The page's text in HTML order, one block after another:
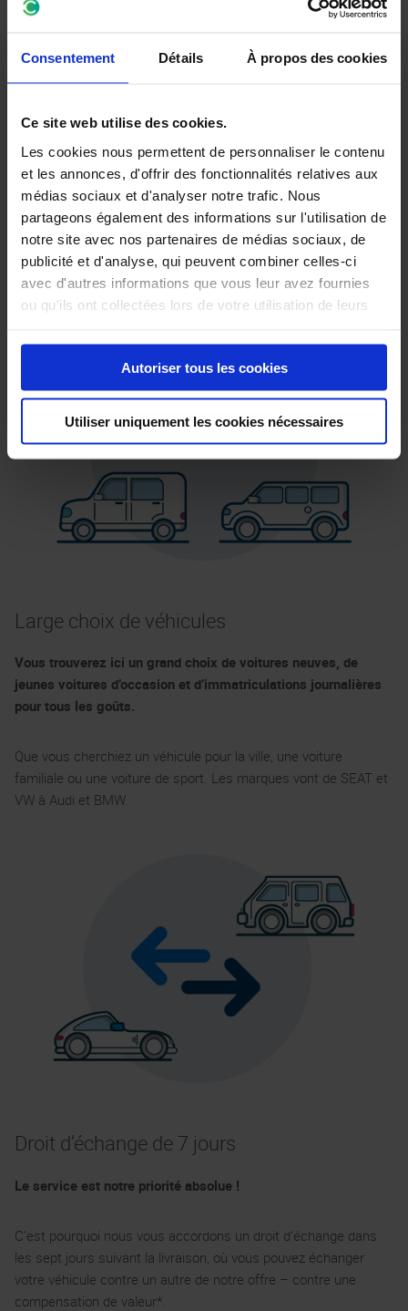
Consentement Détails À propos des cookies
Ce site web utilise des cookies.
Les cookies nous permettent de personnaliser le contenu
et les annonces, d'offrir des fonctionnalités relatives aux
médias sociaux et d'analyser notre trafic. Nous
partageons également des informations sur l'utilisation de
notre site avec nos partenaires de médias sociaux, de
publicité et d'analyse, qui peuvent combiner celles-ci
avec d'autres informations que vous leur avez fournies
ou qu'ils ont collectées lors de votre utilisation de leurs
Autoriser tous les cookies
Utiliser uniquement les cookies nécessaires
sera alors automatiquement indiqué. Notre calculateur de
financement en ligne constitue donc la base optimale pour une
recherche de véhicule efficace !
En matière de financement, nous vous garantissons
experts recherchent toujours la meilleure offre pour vous, y
compris un taux d’intérêt équitable.
Vous êtes intéressé ? Envoyez-nous une demande de
renseignements et nous nous occuperons de l’ensemble du
processus !
Large choix de véhicules
Vous trouverez ici un grand choix de voitures neuves, de
jeunes voitures d’occasion et d’immatriculations journalières
pour tous les goûts.
Que vous cherchiez un véhicule pour la ville, une voiture
familiale ou une voiture de sport. Les marques vont de SEAT et
VW à Audi et BMW.
Droit d’échange de 7 jours
Le service est notre priorité absolue !
C’est pourquoi nous vous accordons un droit d’échange dans
les sept jours suivant la livraison, où vous pouvez échanger
votre véhicule contre un autre de notre offre – contre une
compensation de valeur*.